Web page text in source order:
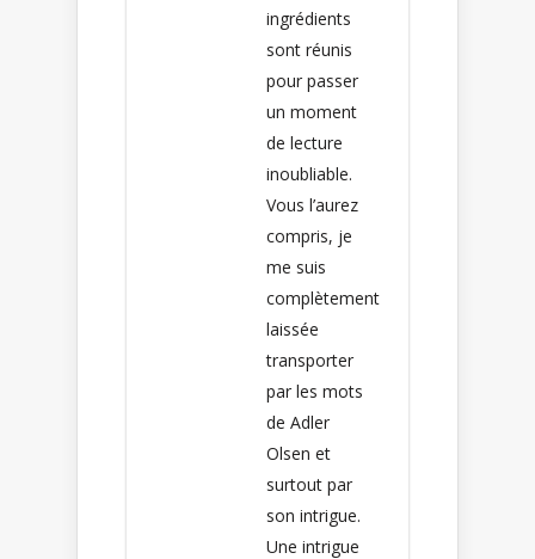
ingrédients
sont réunis
pour passer
un moment
de lecture
inoubliable.
Vous l’aurez
compris, je
me suis
complètement
laissée
transporter
par les mots
de Adler
Olsen et
surtout par
son intrigue.
Une intrigue